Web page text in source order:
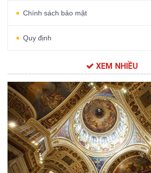
Chính sách bảo mật
Quy định
XEM NHIỀU